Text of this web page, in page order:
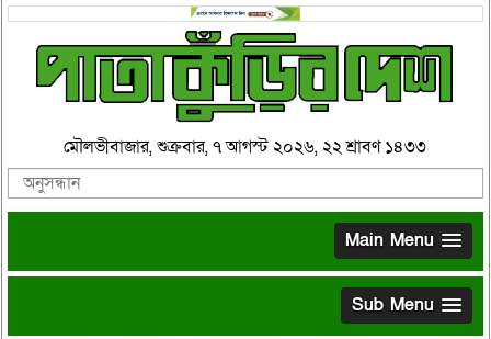
মৌলভীবাজার, শুক্রবার, ৭ আগস্ট ২০২৬, ২২ শ্রাবণ ১৪৩৩
Main Menu
Sub Menu